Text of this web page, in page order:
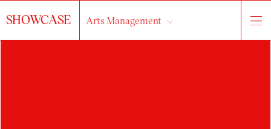
SHOWCASE Arts Management